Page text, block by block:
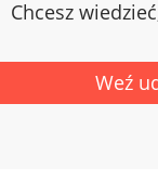
Chcesz
Weź